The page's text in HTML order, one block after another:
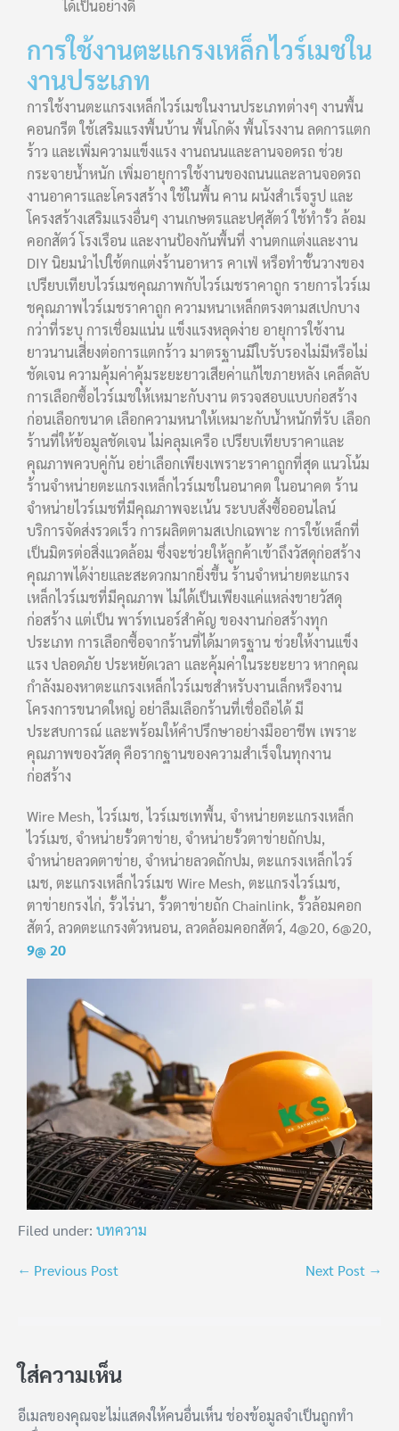
ได้เป็นอย่างดี
การใช้งานตะแกรงเหล็กไวร์เมชใน
งานประเภท
การใช้งานตะแกรงเหล็กไวร์เมชในงานประเภทต่างๆ งานพื้น
คอนกรีต ใช้เสริมแรงพื้นบ้าน พื้นโกดัง พื้นโรงงาน ลดการแตก
ร้าว และเพิ่มความแข็งแรง งานถนนและลานจอดรถ ช่วย
กระจายน้ำหนัก เพิ่มอายุการใช้งานของถนนและลานจอดรถ
งานอาคารและโครงสร้าง ใช้ในพื้น คาน ผนังสำเร็จรูป และ
โครงสร้างเสริมแรงอื่นๆ งานเกษตรและปศุสัตว์ ใช้ทำรั้ว ล้อม
คอกสัตว์ โรงเรือน และงานป้องกันพื้นที่ งานตกแต่งและงาน
DIY นิยมนำไปใช้ตกแต่งร้านอาหาร คาเฟ่ หรือทำชั้นวางของ
เปรียบเทียบไวร์เมชคุณภาพกับไวร์เมชราคาถูก รายการไวร์เม
ชคุณภาพไวร์เมชราคาถูก ความหนาเหล็กตรงตามสเปกบาง
กว่าที่ระบุ การเชื่อมแน่น แข็งแรงหลุดง่าย อายุการใช้งาน
ยาวนานเสี่ยงต่อการแตกร้าว มาตรฐานมีใบรับรองไม่มีหรือไม่
ชัดเจน ความคุ้มค่าคุ้มระยะยาวเสียค่าแก้ไขภายหลัง เคล็ดลับ
การเลือกซื้อไวร์เมชให้เหมาะกับงาน ตรวจสอบแบบก่อสร้าง
ก่อนเลือกขนาด เลือกความหนาให้เหมาะกับน้ำหนักที่รับ เลือก
ร้านที่ให้ข้อมูลชัดเจน ไม่คลุมเครือ เปรียบเทียบราคาและ
คุณภาพควบคู่กัน อย่าเลือกเพียงเพราะราคาถูกที่สุด แนวโน้ม
ร้านจำหน่ายตะแกรงเหล็กไวร์เมชในอนาคต ในอนาคต ร้าน
จำหน่ายไวร์เมชที่มีคุณภาพจะเน้น ระบบสั่งซื้อออนไลน์
บริการจัดส่งรวดเร็ว การผลิตตามสเปกเฉพาะ การใช้เหล็กที่
เป็นมิตรต่อสิ่งแวดล้อม ซึ่งจะช่วยให้ลูกค้าเข้าถึงวัสดุก่อสร้าง
คุณภาพได้ง่ายและสะดวกมากยิ่งขึ้น ร้านจำหน่ายตะแกรง
เหล็กไวร์เมชที่มีคุณภาพ ไม่ได้เป็นเพียงแค่แหล่งขายวัสดุ
ก่อสร้าง แต่เป็น พาร์ทเนอร์สำคัญ ของงานก่อสร้างทุก
ประเภท การเลือกซื้อจากร้านที่ได้มาตรฐาน ช่วยให้งานแข็ง
แรง ปลอดภัย ประหยัดเวลา และคุ้มค่าในระยะยาว หากคุณ
กำลังมองหาตะแกรงเหล็กไวร์เมชสำหรับงานเล็กหรืองาน
โครงการขนาดใหญ่ อย่าลืมเลือกร้านที่เชื่อถือได้ มี
ประสบการณ์ และพร้อมให้คำปรึกษาอย่างมืออาชีพ เพราะ
คุณภาพของวัสดุ คือรากฐานของความสำเร็จในทุกงาน
ก่อสร้าง
Wire Mesh, ไวร์เมช, ไวร์เมชเทพื้น, จำหน่ายตะแกรงเหล็ก
ไวร์เมช, จำหน่ายรั้วตาข่าย, จำหน่ายรั้วตาข่ายถักปม,
จำหน่ายลวดตาข่าย, จำหน่ายลวดถักปม, ตะแกรงเหล็กไวร์
เมช, ตะแกรงเหล็กไวร์เมช Wire Mesh, ตะแกรงไวร์เมช,
ตาข่ายกรงไก่, รั้วไร่นา, รั้วตาข่ายถัก Chainlink, รั้วล้อมคอก
สัตว์, ลวดตะแกรงตัวหนอน, ลวดล้อมคอกสัตว์, 4@20, 6@20,
9@ 20
Filed under: บทความ
← Previous Post Next Post →
ใส่ความเห็น
อีเมลของคุณจะไม่แสดงให้คนอื่นเห็นช่องข้อมูลจำเป็นถูกทำ